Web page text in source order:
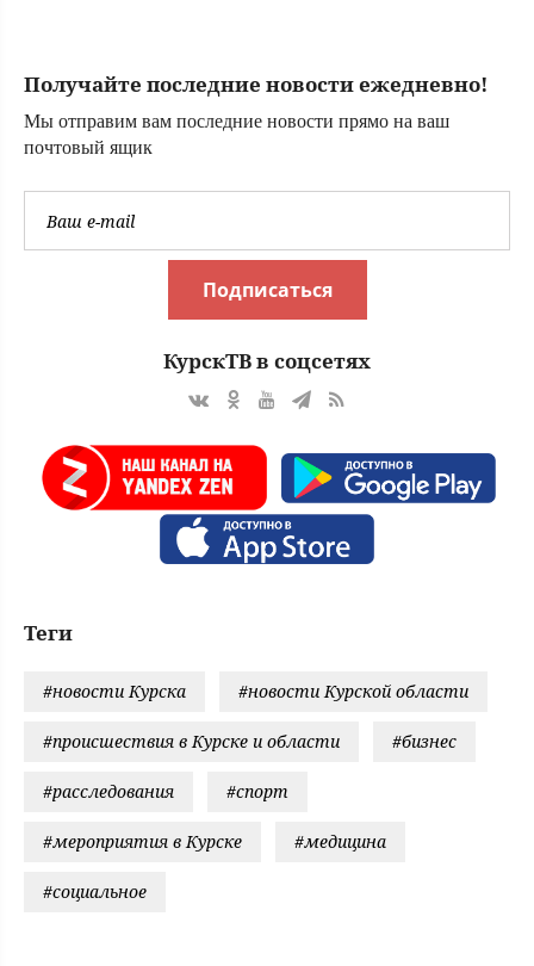
Получайте последние новости ежедневно!
Мы отправим вам последние новости прямо на ваш
почтовый ящик
Подписаться
КурскТВ в соцсетях
Теги
#новости Курска #новости Курской области
#происшествия в Курске и области #бизнес
#расследования #спорт
#мероприятия в Курске #медицина
#социальное